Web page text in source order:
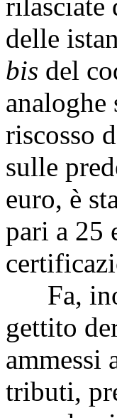
delle
bis del
riscosso
sulle
euro, è
pari a 25
Fa,
gettito
ammessi
tributi,